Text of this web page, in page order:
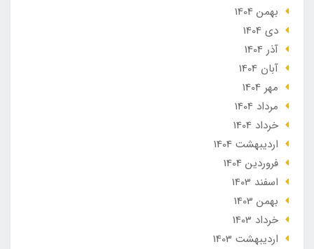
بهمن 1404
دی 1404
آذر 1404
آبان 1404
مهر 1404
مرداد 1404
خرداد 1404
ارديبهشت 1404
فروردین 1404
اسفند 1403
بهمن 1403
خرداد 1403
ارديبهشت 1403